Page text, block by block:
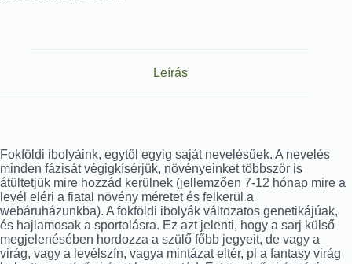
Leírás
Fokföldi ibolyáink, egytől egyig saját nevelésűek. A nevelés
minden fázisát végigkísérjük, növényeinket többször is
átültetjük mire hozzád kerülnek (jellemzően 7-12 hónap mire a
levél eléri a fiatal növény méretet és felkerül a
webáruházunkba). A fokföldi ibolyák változatos genetikájúak,
és hajlamosak a sportolásra. Ez azt jelenti, hogy a sarj külső
megjelenésében hordozza a szülő főbb jegyeit, de vagy a
virág, vagy a levélszín, vagya mintázat eltér, pl a fantasy virág